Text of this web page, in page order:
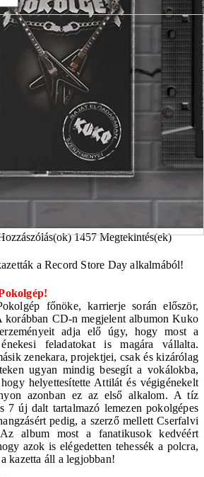
1457 Megtekintés(ek)
a Record Store Day alkalmából!
főnöke, karrierje során először,
korábban CD-n megjelent albumon Kuko
adja elő úgy, hogy most a
feladatokat is magára vállalta.
zenekara, projektjei, csak és kizárólag
ugyan mindig besegít a vokálokba,
helyettesítette Attilát és végigénekelt
azonban ez az első alkalom. A tíz
7 új dalt tartalmazó lemezen pokolgépes
pedig, a szerző mellett Cserfalvi
album most a fanatikusok kedvéért
azok is elégedetten tehessék a polcra,
kazetta áll a legjobban!